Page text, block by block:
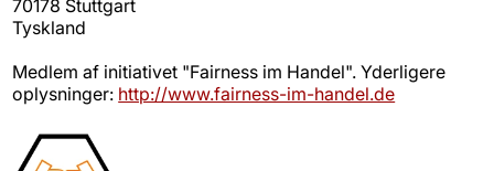
70178 Stuttgart
Tyskland
Medlem af initiativet "Fairness im Handel". Yderligere
oplysninger: http://www.fairness-im-handel.de